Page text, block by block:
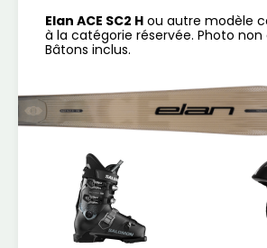
Elan ACE SC2 H ou autre modèle
à la catégorie réservée. Photo
Bâtons inclus.